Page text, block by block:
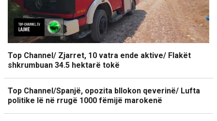
Top Channel/ Zjarret, 10 vatra ende aktive/ Flakët
shkrumbuan 34.5 hektarë tokë
Top Channel/Spanjë, opozita bllokon qeverinë/ Lufta
politike lë në rrugë 1000 fëmijë marokenë